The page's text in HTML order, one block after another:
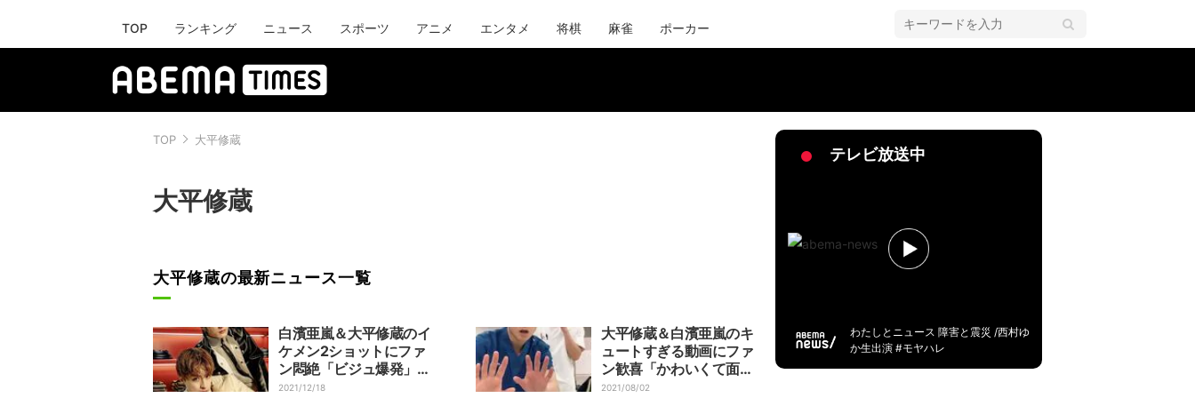
TOP ランキング ニュース スポーツ アニメ エンタメ 将棋 麻雀 ポーカー
TOP 大平修蔵
大平修蔵
大平修蔵の最新ニュース一覧
白濱亜嵐＆大平修蔵のイ
ケメン2ショットにファ
ン悶絶「ビジュ爆発」
「最強コンビ」
2021/12/18
大平修蔵＆白濱亜嵐のキ
ュートすぎる動画にファ
ン歓喜「かわいくて面白
い」「またみたいこのコ
2021/08/02
テレビ放送中
わたしとニュース 障害と震災 /西村ゆ
か生出演 #モヤハレ